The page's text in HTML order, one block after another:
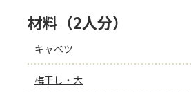
材料（2人分）
キャベツ
梅干し・大